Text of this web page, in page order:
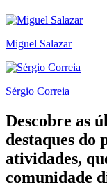
Miguel Salazar
Sérgio Correia
Descobre as
destaques do
atividades,
comunidade